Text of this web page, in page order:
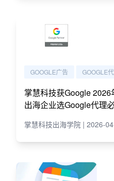
GOOGLE广告 GOOGLE
掌慧科技获Google
出海企业选Google代理
掌慧科技出海学院 | 2026-